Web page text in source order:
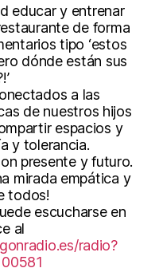
educar y entrenar
de forma
tipo ‘estos
dónde están sus
a las
de nuestros hijos
espacios y
y tolerancia.
presente y futuro.
mirada empática y
todos!
escucharse en
al
radio?